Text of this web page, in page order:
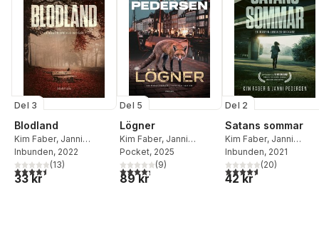
Del 3
Blodland
Kim Faber, Janni
Pedersen
Inbunden, 2022
4,5utav 5 stjärnor. Totalt antal röster:
(13)
33 kr
Del 5
Lögner
Kim Faber, Janni
Pedersen
Pocket, 2025
4,3utav 5 stjärnor. Totalt antal röster:
(9)
89 kr
Del 2
Satans sommar
Kim Faber, Janni
Pedersen
Inbunden, 2021
4,6utav 5 stjärnor.
(20)
42 kr